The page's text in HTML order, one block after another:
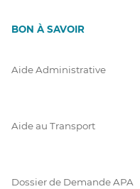
BON À SAVOIR
Aide Administrative
Aide au Transport
Dossier de Demande APA